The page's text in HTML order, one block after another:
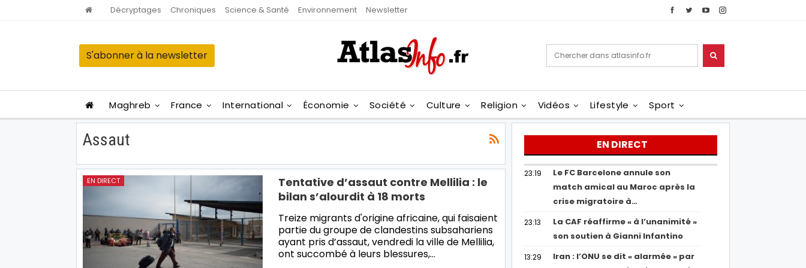
Décryptages Chroniques Science & Santé Environnement Newsletter
S'abonner à la newsletter
Maghreb France International Économie Société Culture Religion Vidéos Lifestyle Sport
Assaut
EN DIRECT
Tentative d’assaut contre Mellilia : le
bilan s’alourdit à 18 morts
Treize migrants d'origine africaine, qui faisaient
partie du groupe de clandestins subsahariens
ayant pris d’assaut, vendredi la ville de Mellilia,
ont succombé à leurs blessures,…
EN DIRECT
23:19
Le FC Barcelone annule son
match amical au Maroc après la
crise migratoire à…
23:13
La CAF réaffirme « à l’unanimité »
son soutien à Gianni Infantino
13:29
Iran : l’ONU se dit « alarmée » par